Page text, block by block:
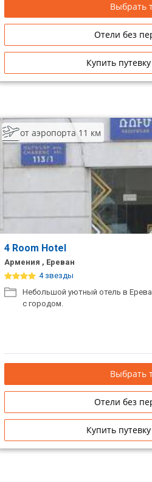
Выбрать
Отели без
Купить
от аэропорта 11 км
4 Room Hotel
Армения , Ереван
4 звезды
Небольшой уютный отель в
с городом.
Выбрать
Отели без
Купить